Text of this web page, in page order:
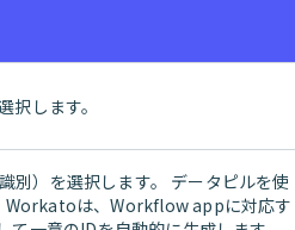
します。
別）を選択します。 データピルを使
Workatoは、Workflow appに対応す